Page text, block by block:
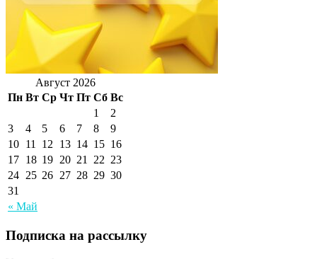
Август 2026
Пн Вт Ср Чт Пт Сб Вс
« Май
1
2
3
4 5 6 7 8
9
10 11 12 13 14 15 16
17 18 19 20 21 22 23
24 25 26 27 28 29 30
31
Подписка на рассылку